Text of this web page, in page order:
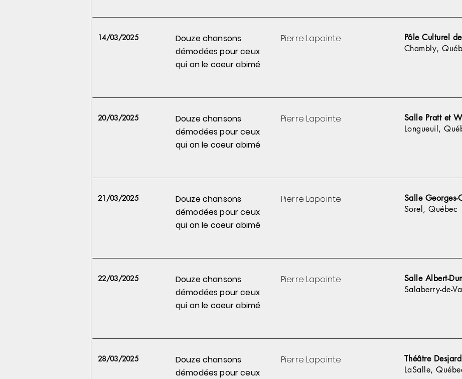
14/03/2025
Douze chansons
démodées pourceux
qui on le coeur abimé
Pierre Lapointe
Pôle Culturel
Chambly,
20/03/2025
Douze chansons
démodées pourceux
qui on le coeur abimé
Pierre Lapointe
Salle Pratt et
Longueuil,
21/03/2025
Douze chansons
démodées pourceux
qui on le coeur abimé
Pierre Lapointe
Salle Georges-
Sorel, Québec
22/03/2025
Douze chansons
démodées pourceux
qui on le coeur abimé
Pierre Lapointe
Salle Albert-
Salaberry-de-
28/03/2025
Douze chansons
démodées pourceux
Pierre Lapointe
Théâtre
LaSalle,